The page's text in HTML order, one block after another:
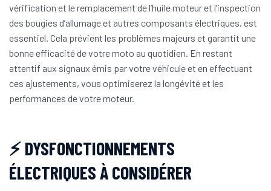
vérification et le remplacement de l’huile moteur et l’inspection
des bougies d’allumage et autres composants électriques, est
essentiel. Cela prévient les problèmes majeurs et garantit une
bonne efficacité de votre moto au quotidien. En restant
attentif aux signaux émis par votre véhicule et en effectuant
ces ajustements, vous optimiserez la longévité et les
performances de votre moteur.
⚡ DYSFONCTIONNEMENTS
ÉLECTRIQUES À CONSIDÉRER